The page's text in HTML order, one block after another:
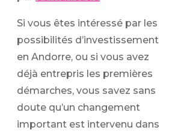
Si vous êtes intéressé par les
possibilités d’investissement
en Andorre, ou si vous avez
déjà entrepris les premières
démarches, vous savez sans
doute qu’un changement
important est intervenu dans